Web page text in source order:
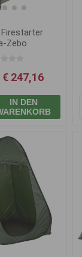
Zebo
€ 247,16
IN DEN